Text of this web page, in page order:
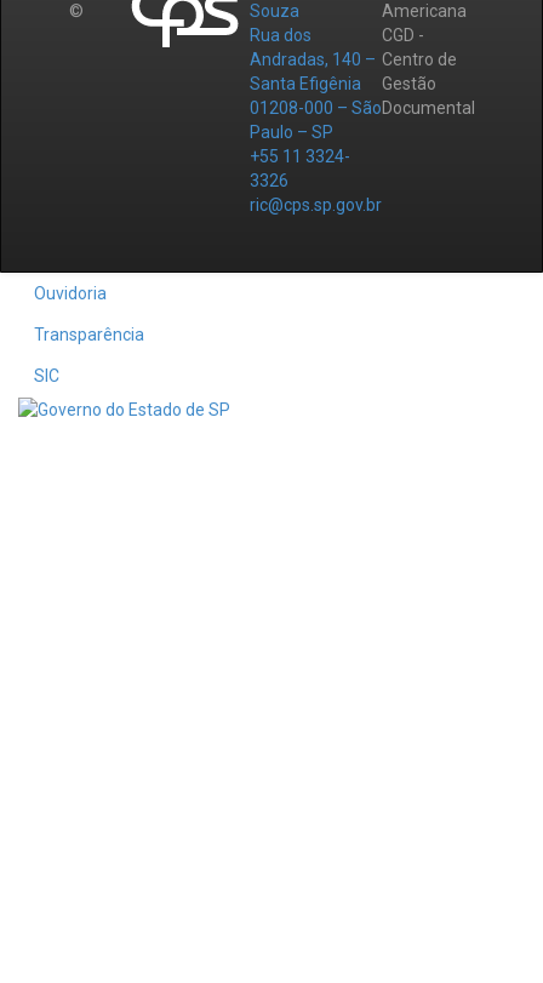
©
Souza
Rua dos
Andradas, 140 –
Santa Efigênia
01208-000 – São
Paulo – SP
+55 11 3324-
3326
ric@cps.sp.gov.br
Americana
CGD -
Centro de
Gestão
Documental
Ouvidoria
Transparência
SIC